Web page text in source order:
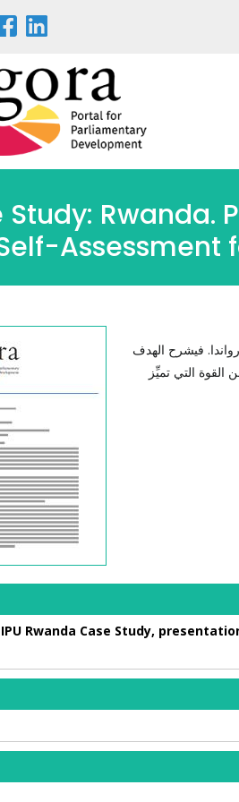
Study: Rwanda.
Assessment
فيشرح الهدف
القوة التي تميِّز
IPU Rwanda Case Study,